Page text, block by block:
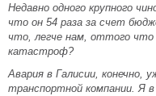
Недавно одного крупного
что он 54 раза за счет
что, легче нам, оттого что
катастроф?
Авария в Галисии, конечно,
транспортной компании. Я в